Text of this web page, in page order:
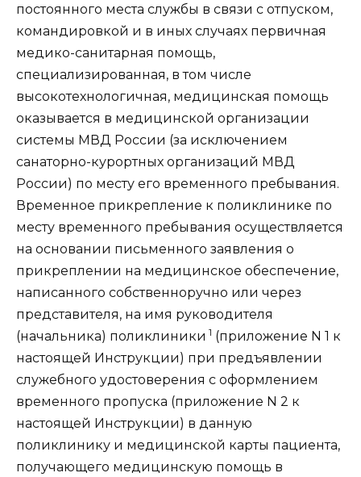
постоянного места службы в связи с отпуском,
командировкой и в иных случаях первичная
медико-санитарная помощь,
специализированная, в том числе
высокотехнологичная, медицинская помощь
оказывается в медицинской организации
системы МВД России (за исключением
санаторно-курортных организаций МВД
России) по месту его временного пребывания.
Временное прикрепление к поликлинике по
месту временного пребывания осуществляется
на основании письменного заявления о
прикреплении на медицинское обеспечение,
написанного собственноручно или через
представителя, на имя руководителя
(начальника) поликлиники 1 (приложение N 1 к
настоящей Инструкции) при предъявлении
служебного удостоверения с оформлением
временного пропуска (приложение N 2 к
настоящей Инструкции) в данную
поликлинику и медицинской карты пациента,
получающего медицинскую помощь в